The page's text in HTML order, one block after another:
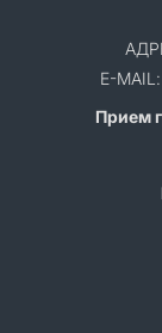
E-
Прием